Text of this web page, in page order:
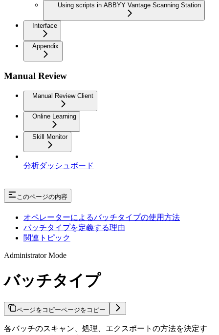
Using scripts in ABBYY Vantage Scanning Station
Interface
Appendix
Manual Review
Manual Review Client
Online Learning
Skill Monitor
分析ダッシュボード
このページの内容
オペレーターによるバッチタイプの使用方法
バッチタイプを定義する理由
関連トピック
Administrator Mode
バッチタイプ
ページをコピーページをコピー
各バッチのスキャン、処理、エクスポートの方法を決定す